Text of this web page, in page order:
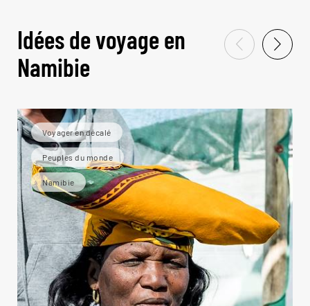
Idées de voyage en
Namibie
Voyager en décalé
Peuples du monde
Namibie